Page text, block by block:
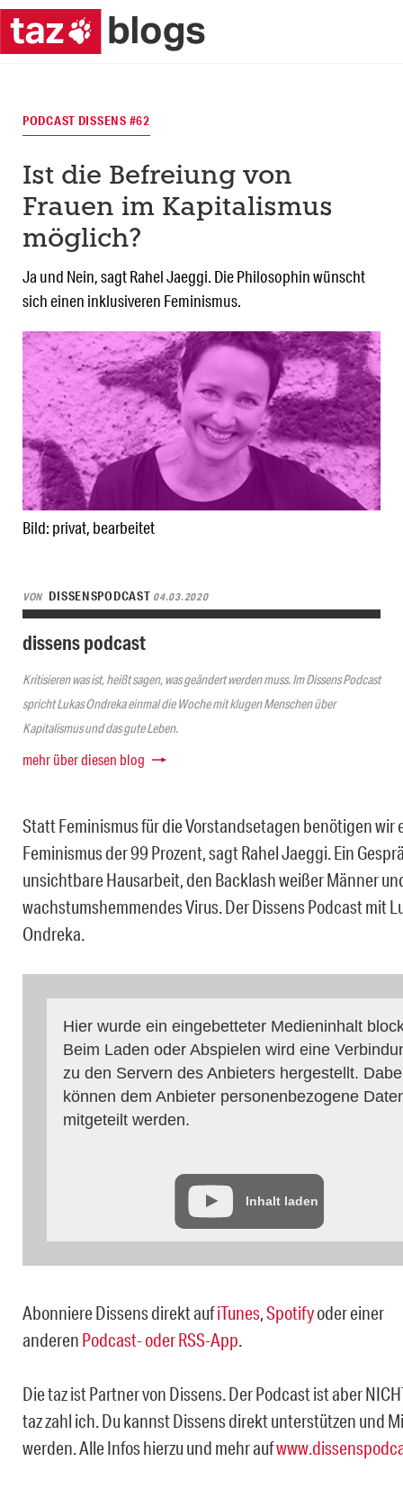
Bild: privat, bearbeitet
PODCAST DISSENS #62
Ist die Befreiung von
Frauen im Kapitalismus
möglich?
Ja und Nein, sagt Rahel Jaeggi. Die Philosophin wünscht
sich einen inklusiveren Feminismus.
VON DISSENSPODCAST 04.03.2020
dissens podcast
Kritisieren was ist, heißt sagen, was geändert werden muss. Im Dissens Podcast
spricht Lukas Ondreka einmal die Woche mit klugen Menschen über
Kapitalismus und das gute Leben.
mehr über diesen blog
Statt Feminismus für die Vorstandsetagen benötigen wir
Feminismus der 99 Prozent, sagt Rahel Jaeggi. Ein
unsichtbare Hausarbeit, den Backlash weißer Männer
wachstumshemmendes Virus. Der Dissens Podcast mit
Ondreka.
Hier wurde ein eingebetteter Medieninhalt
Beim Laden oder Abspielen wird eine
zu den Servern des Anbieters hergestellt.
können dem Anbieter personenbezogene
mitgeteilt werden.
Inhalt laden
Abonniere Dissens direkt aufiTunes,Spotifyoder einer
anderen Podcast- oder RSS-App.
Die taz ist Partner von Dissens. Der Podcast ist aber
taz zahl ich. Du kannst Dissens direkt unterstützen und
werden. Alle Infos hierzu und mehr auf